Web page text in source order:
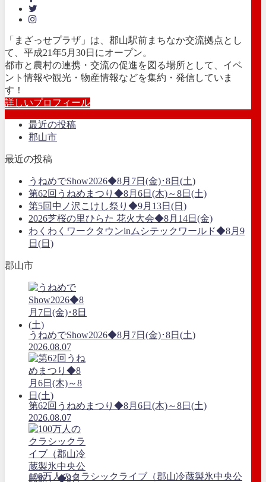
「まざっせプラザ」は、郡山駅前まちなか交流拠点とし
て、平成21年5月30日にオープン。
都市と農村の連携・交流の促進を図る場所として、イベ
ント情報や観光・物産情報などを集約・発信していま
す！
詳しいプロフィール
最近の投稿
郡山市
最近の投稿
うねめでShow2026◆8月7日(金)･8日(土)
第62回うねめまつり◆8月6日(木)～8日(土)
第5回中ノ沢こけし祭り◆9月13日(日)
2026芝桜の里ひらた 花火大会◆8月14日(金)
わくわくワークタウンinムシテックワールド◆8月9
日(日)
郡山市
うねめでShow2026◆8月7日(金)･8日(土)
2026.08.07
第62回うねめまつり◆8月6日(木)～8日(土)
2026.08.07
100万人のクラシックライブ（郡山冷蔵製氷中央公